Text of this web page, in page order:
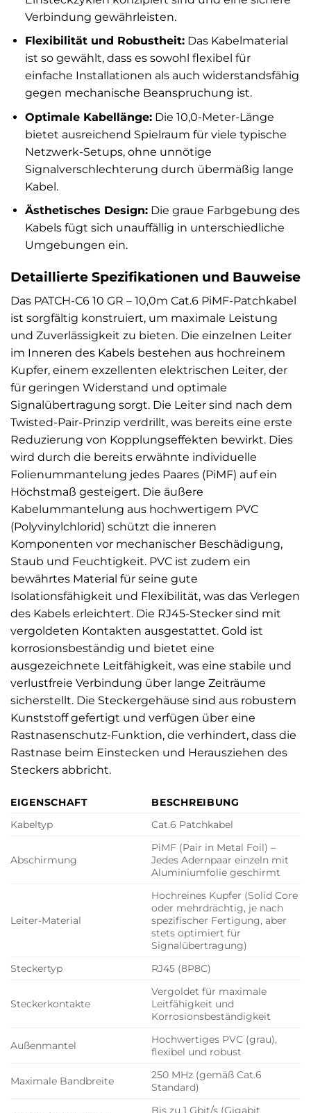
Verbindung gewährleisten.
Flexibilität und Robustheit:Das Kabelmaterial
ist so gewählt, dass es sowohl flexibel für
einfache Installationen als auch widerstandsfähig
gegen mechanische Beanspruchung ist.
Optimale Kabellänge:Die 10,0-Meter-Länge
bietet ausreichend Spielraum für viele typische
Netzwerk-Setups, ohne unnötige
Signalverschlechterung durch übermäßig lange
Kabel.
Ästhetisches Design:Die graue Farbgebung des
Kabels fügt sich unauffällig in unterschiedliche
Umgebungen ein.
Detaillierte Spezifikationen und Bauweise
Das PATCH-C6 10 GR – 10,0m Cat.6 PiMF-Patchkabel
ist sorgfältig konstruiert, um maximale Leistung
und Zuverlässigkeit zu bieten. Die einzelnen Leiter
im Inneren des Kabels bestehen aus hochreinem
Kupfer, einem exzellenten elektrischen Leiter, der
für geringen Widerstand und optimale
Signalübertragung sorgt. Die Leiter sind nach dem
Twisted-Pair-Prinzip verdrillt, was bereits eine erste
Reduzierung von Kopplungseffekten bewirkt. Dies
wird durch die bereits erwähnte individuelle
Folienummantelung jedes Paares (PiMF) auf ein
Höchstmaß gesteigert. Die äußere
Kabelummantelung aus hochwertigem PVC
(Polyvinylchlorid) schützt die inneren
Komponenten vor mechanischer Beschädigung,
Staub und Feuchtigkeit. PVC ist zudem ein
bewährtes Material für seine gute
Isolationsfähigkeit und Flexibilität, was das Verlegen
des Kabels erleichtert. Die RJ45-Stecker sind mit
vergoldeten Kontakten ausgestattet. Gold ist
korrosionsbeständig und bietet eine
ausgezeichnete Leitfähigkeit, was eine stabile und
verlustfreie Verbindung über lange Zeiträume
sicherstellt. Die Steckergehäuse sind aus robustem
Kunststoff gefertigt und verfügen über eine
Rastnasenschutz-Funktion, die verhindert, dass die
Rastnase beim Einstecken und Herausziehen des
Steckers abbricht.
EIGENSCHAFT
BESCHREIBUNG
Kabeltyp
Cat.6 Patchkabel
Abschirmung
PiMF (Pair in Metal Foil) –
Jedes Adernpaar einzeln mit
Aluminiumfolie geschirmt
Leiter-Material
Hochreines Kupfer (Solid Core
oder mehrdrächtig, je nach
spezifischer Fertigung, aber
stets optimiert für
Signalübertragung)
Steckertyp
RJ45 (8P8C)
Steckerkontakte
Vergoldet für maximale
Leitfähigkeit und
Korrosionsbeständigkeit
Außenmantel
Hochwertiges PVC (grau),
flexibel und robust
Maximale Bandbreite
250 MHz (gemäß Cat.6
Standard)